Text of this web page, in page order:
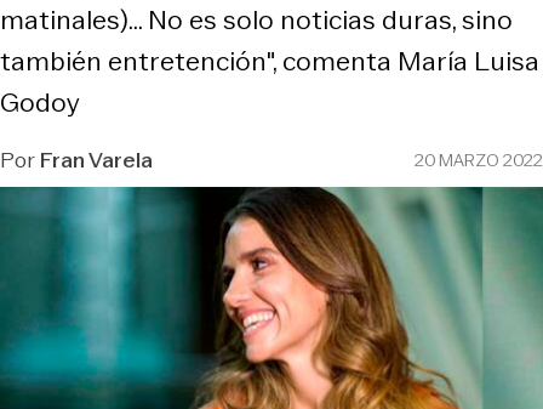
matinales)... No es solo noticias duras, sino
también entretención", comenta María Luisa
Godoy
PorFran Varela 20 MARZO 2022